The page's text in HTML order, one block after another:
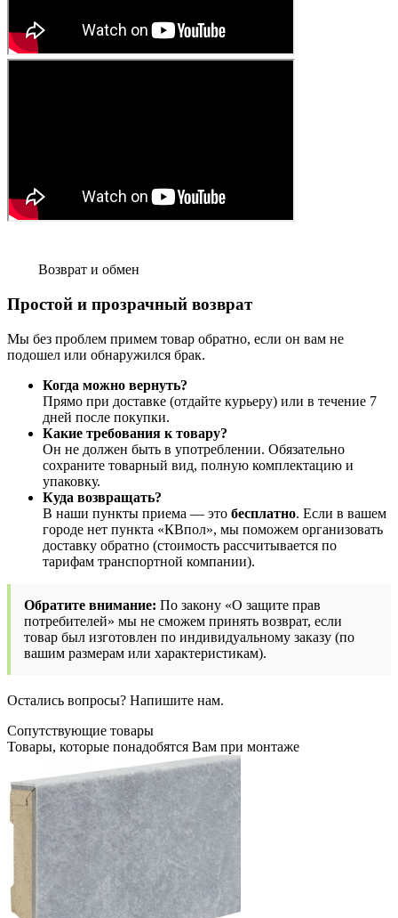
Возврат и обмен
Простой и прозрачный возврат
Мы без проблем примем товар обратно, если он вам не
подошел или обнаружился брак.
Когда можно вернуть?
Прямо при доставке (отдайте курьеру) или в течение 7
дней после покупки.
Какие требования к товару?
Он не должен быть в употреблении. Обязательно
сохраните товарный вид, полную комплектацию и
упаковку.
Куда возвращать?
В наши пункты приема — это бесплатно. Если в вашем
городе нет пункта «КВпол», мы поможем организовать
доставку обратно (стоимость рассчитывается по
тарифам транспортной компании).
Обратите внимание: По закону «О защите прав
потребителей» мы не сможем принять возврат, если
товар был изготовлен по индивидуальному заказу (по
вашим размерам или характеристикам).
Остались вопросы? Напишите нам.
Сопутствующие товары
Товары, которые понадобятся Вам при монтаже